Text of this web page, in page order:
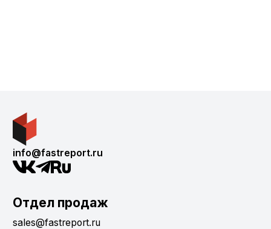
info@fastreport.ru
Отдел продаж
sales@fastreport.ru